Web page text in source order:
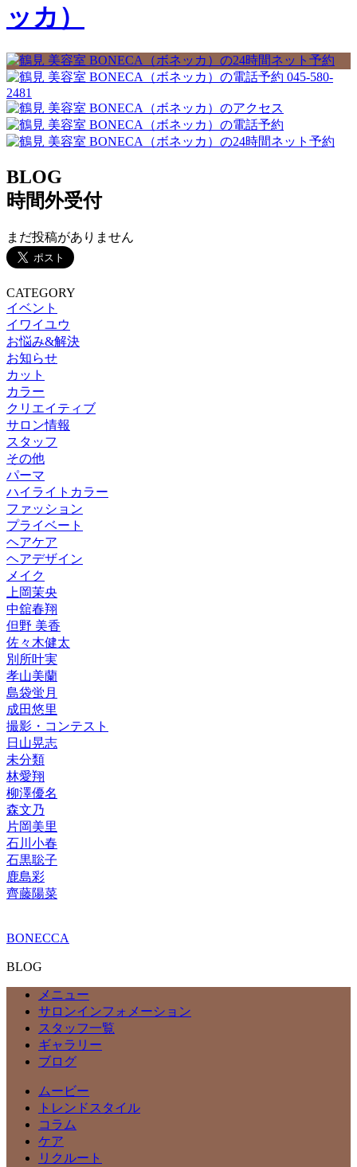
045-580-
2481
BLOG
時間外受付
まだ投稿がありません
CATEGORY
イベント
イワイユウ
お悩み&解決
お知らせ
カット
カラー
クリエイティブ
サロン情報
スタッフ
その他
パーマ
ハイライトカラー
ファッション
プライベート
ヘアケア
ヘアデザイン
メイク
上岡茉央
中舘春翔
但野 美香
佐々木健太
別所叶実
孝山美蘭
島袋蛍月
成田悠里
撮影・コンテスト
日山晃志
未分類
林愛翔
柳澤優名
森文乃
片岡美里
石川小春
石黒聡子
鹿島彩
齊藤陽菜
BONECCA
BLOG
メニュー
サロンインフォメーション
スタッフ一覧
ギャラリー
ブログ
ムービー
トレンドスタイル
コラム
ケア
リクルート